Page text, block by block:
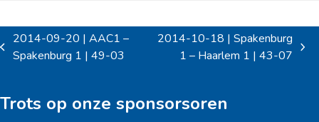
previous
2014-09-20 | AAC1 –
Spakenburg 1 | 49-03
2014-10-18 | Spakenburg
1 – Haarlem 1 | 43-07
Trots op onze sponsorsoren